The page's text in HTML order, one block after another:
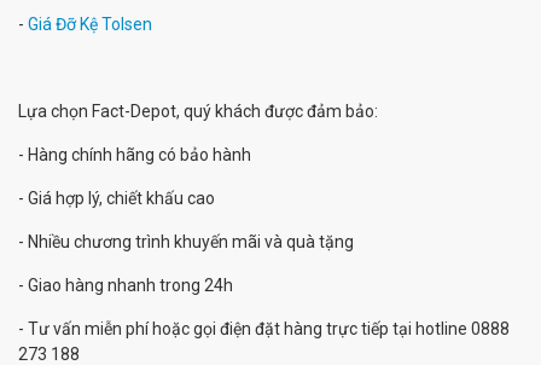
- Giá Đỡ Kệ Tolsen
Lựa chọn Fact-Depot, quý khách được đảm bảo:
- Hàng chính hãng có bảo hành
- Giá hợp lý, chiết khấu cao
- Nhiều chương trình khuyến mãi và quà tặng
- Giao hàng nhanh trong 24h
- Tư vấn miễn phí hoặc gọi điện đặt hàng trực tiếp tại hotline 0888
273 188